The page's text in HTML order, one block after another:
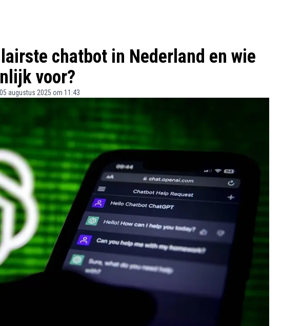
chatbot in Nederland en wie
voor?
augustus 2025 om 11:43